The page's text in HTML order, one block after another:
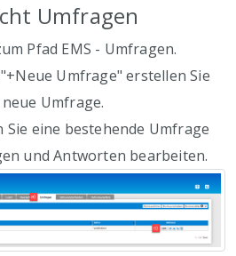
Umfragen
Pfad EMS - Umfragen.
Umfrage" erstellen Sie
Umfrage.
Sie eine bestehende Umfrage
und Antworten bearbeiten.